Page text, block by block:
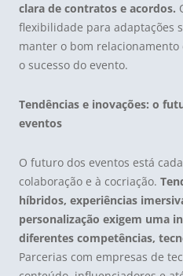
clara de contratos e acordos.
flexibilidade para adaptações
manter o bom
o sucesso do evento.
Tendências e inovações: o
eventos
O futuro dos eventos está
colaboração e à cocriação.
híbridos, experiências
personalização exigem uma
diferentes competências,
Parcerias com empresas de